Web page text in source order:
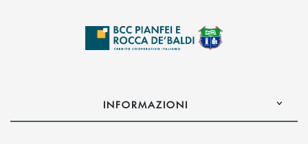
INFORMAZIONI